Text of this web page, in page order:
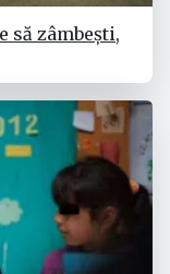
să zâmbești,